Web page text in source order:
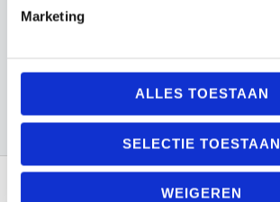
Marketing
ALLES TOESTAAN
SELECTIE TOESTAAN
WEIGEREN
Trainingsmateriaal